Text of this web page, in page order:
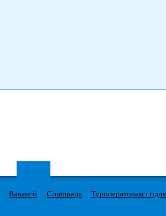
Вакансії Співпраця Туроператорам і